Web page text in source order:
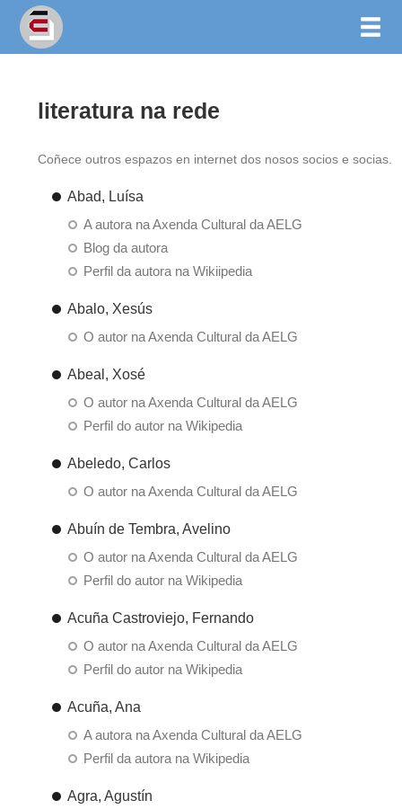
literatura na rede
Coñece outros espazos en internet dos nosos socios e socias.
Abad, Luísa
A autora na Axenda Cultural da AELG
Blog da autora
Perfil da autora na Wikiipedia
Abalo, Xesús
O autor na Axenda Cultural da AELG
Abeal, Xosé
O autor na Axenda Cultural da AELG
Perfil do autor na Wikipedia
Abeledo, Carlos
O autor na Axenda Cultural da AELG
Abuín de Tembra, Avelino
O autor na Axenda Cultural da AELG
Perfil do autor na Wikipedia
Acuña Castroviejo, Fernando
O autor na Axenda Cultural da AELG
Perfil do autor na Wikipedia
Acuña, Ana
A autora na Axenda Cultural da AELG
Perfil da autora na Wikipedia
Agra, Agustín